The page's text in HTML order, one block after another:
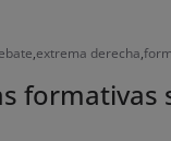
,extrema derecha,